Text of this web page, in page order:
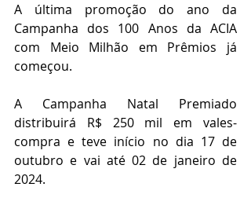
A última promoção do ano da
Campanha dos 100 Anos da ACIA
com Meio Milhão em Prêmios já
começou.
A Campanha Natal Premiado
distribuirá R$ 250 mil em vales-
compra e teve início no dia 17 de
outubro e vai até 02 de janeiro de
2024.